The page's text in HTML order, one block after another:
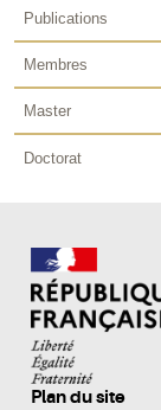
Publications
Membres
Master
Doctorat
Plan du site